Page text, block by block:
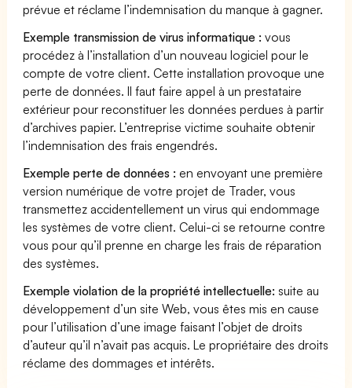
prévue et réclame l’indemnisation du manque à gagner.
Exemple transmission de virus informatique : vous
procédez à l’installation d’un nouveau logiciel pour le
compte de votre client. Cette installation provoque une
perte de données. Il faut faire appel à un prestataire
extérieur pour reconstituer les données perdues à partir
d’archives papier. L’entreprise victime souhaite obtenir
l’indemnisation des frais engendrés.
Exemple perte de données : en envoyant une première
version numérique de votre projet de Trader, vous
transmettez accidentellement un virus qui endommage
les systèmes de votre client. Celui-ci se retourne contre
vous pour qu’il prenne en charge les frais de réparation
des systèmes.
Exemple violation de la propriété intellectuelle: suite au
développement d’un site Web, vous êtes mis en cause
pour l’utilisation d’une image faisant l’objet de droits
d’auteur qu’il n’avait pas acquis. Le propriétaire des droits
réclame des dommages et intérêts.